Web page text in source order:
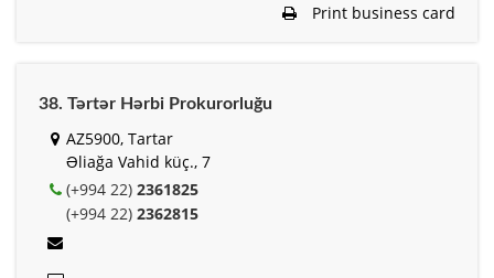
Print business card
38. Tərtər Hərbi Prokurorluğu
AZ5900, Tartar
Əliağa Vahid küç., 7
(+994 22) 2361825
(+994 22) 2362815